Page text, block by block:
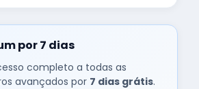
por 7 dias
completo a todas as
avançados por 7 dias grátis.